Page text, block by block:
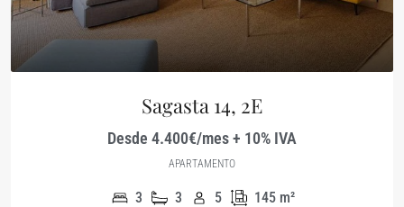
Sagasta 14, 2E
Desde 4.400€/mes + 10% IVA
APARTAMENTO
3 3 5 145 m²